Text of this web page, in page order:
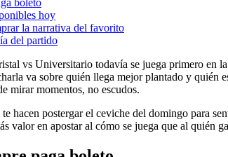
hoy
la narrativa del favorito
del partido
vs Universitario todavía se juega primero en
va sobre quién llega mejor plantado y quién
mirar momentos, no escudos.
hacen postergar el ceviche del domingo para
valor en apostar al cómo se juega que al